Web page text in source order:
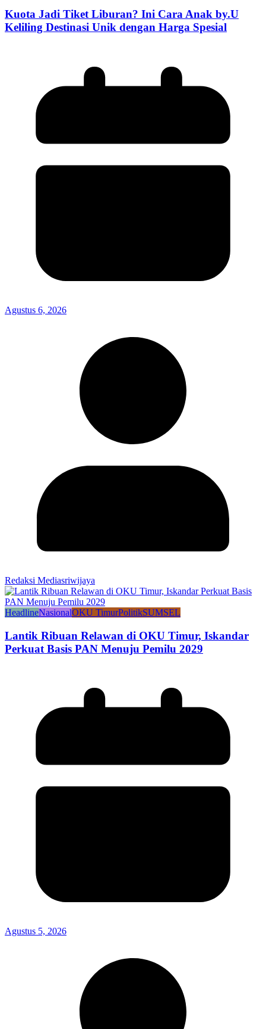
Kuota Jadi Tiket Liburan? Ini Cara Anak by.U
Keliling Destinasi Unik dengan Harga Spesial
Agustus 6, 2026
Redaksi Mediasriwijaya
HeadlineNasionalOKU TimurPolitikSUMSEL
Lantik Ribuan Relawan di OKU Timur, Iskandar
Perkuat Basis PAN Menuju Pemilu 2029
Agustus 5, 2026